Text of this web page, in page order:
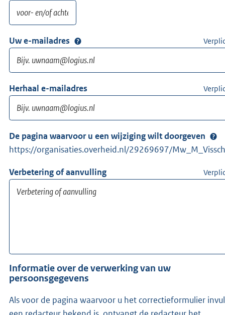
Uw e-mailadres
Herhaal e-mailadres
De pagina waarvoor u een wijziging wilt doorgeven
https://organisaties.overheid.nl/29269697/
Verbetering of aanvulling
Informatie over de verwerking van uw
persoonsgegevens
Als voor de pagina waarvoor u het correctieformulier